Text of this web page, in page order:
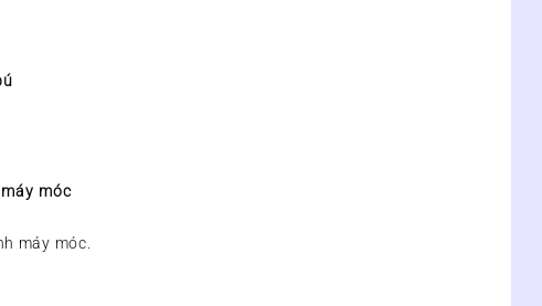
móc
máy móc.